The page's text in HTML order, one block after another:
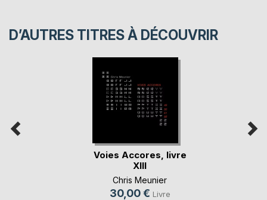
D’AUTRES TITRES À DÉCOUVRIR
Voies Accores, livre
XIII
Chris Meunier
30,00 € Livre